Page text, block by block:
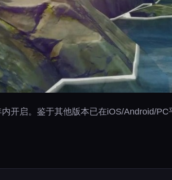
开启。鉴于其他版本已在iOS/Android/